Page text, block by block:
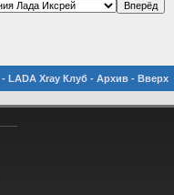
- LADA Xray Клуб - Архив - Вверх